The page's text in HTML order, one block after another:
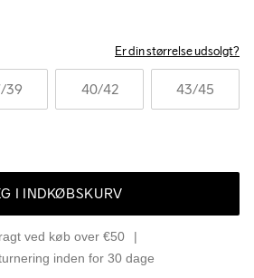
Er din størrelse udsolgt?
/39 40/42 43/45
I INDKØBSKURV
ved køb over €50
inden for 30 dage